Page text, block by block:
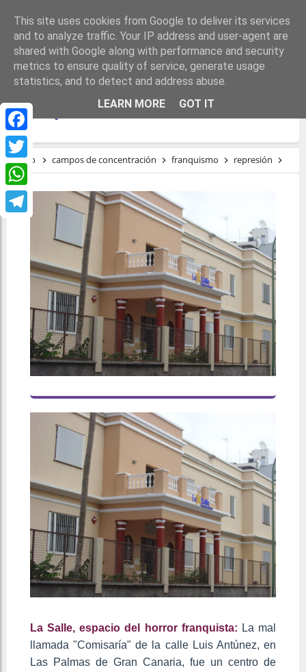
Facebook
Twitter
WhatsApp
LA SALLE, ESPACIO DEL HORROR
FRANQUISTA
Inicio campos de concentración franquismo represión
La Salle, espacio del horror franquista: La mal
llamada "Comisaría" de la calle Luis Antúnez, en
Las Palmas de Gran Canaria, fue un centro de
This site uses cookies from Google to deliver its services
and to analyze traffic. Your IP address and user-agent are
shared with Google along with performance and security
metrics to ensure quality of service, generate usage
statistics, and to detect and address abuse.
LEARN MORE
GOT IT